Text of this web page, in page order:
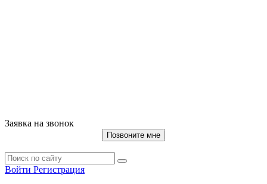
Заявка на звонок
Позвоните мне
Войти Регистрация